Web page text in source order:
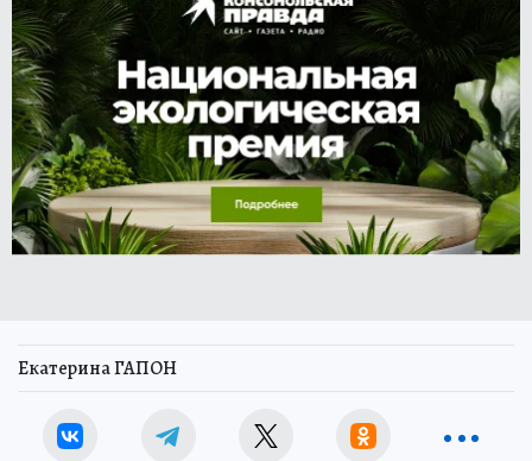
Екатерина ГАПОН